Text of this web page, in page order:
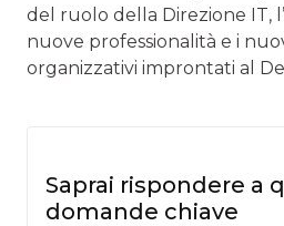
del ruolo della Direzione IT,
nuove professionalità e i
organizzativi improntati al
Saprai rispondere a
domande chiave